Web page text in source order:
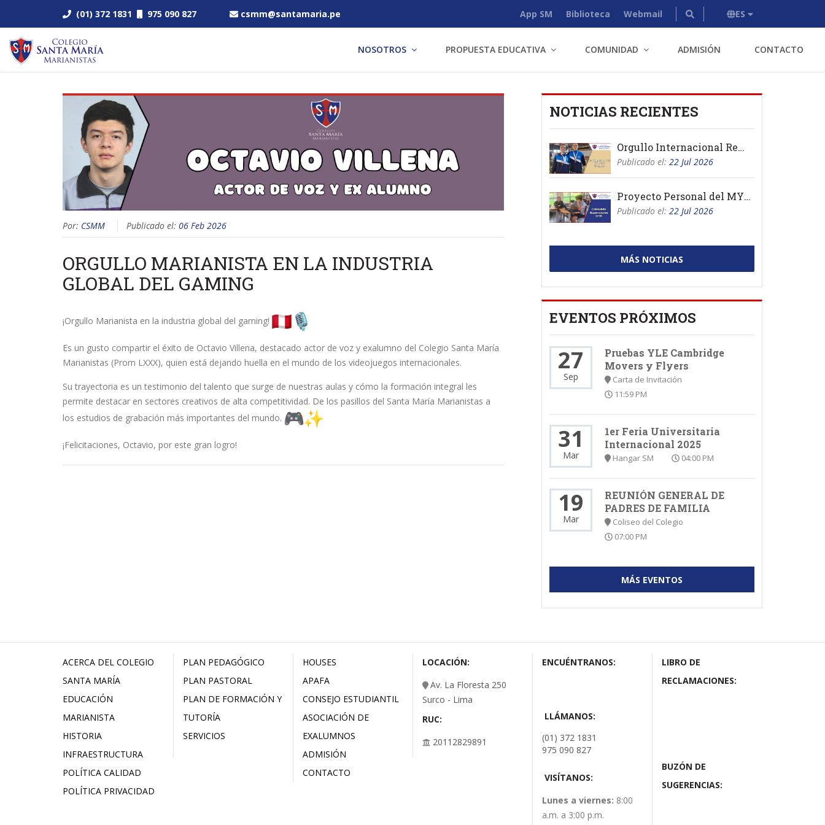
(01) 372 1831 975 090 827 csmm@santamaria.pe App SM Biblioteca Webmail ES
NOSOTROS PROPUESTA EDUCATIVA COMUNIDAD ADMISIÓN CONTACTO
Por: CSMM Publicado el: 06 Feb 2026
ORGULLO MARIANISTA EN LA INDUSTRIA
GLOBAL DEL GAMING
¡Orgullo Marianista en la industria global del gaming!
Es un gusto compartir el éxito de Octavio Villena, destacado actor de voz y exalumno del Colegio Santa María
Marianistas (Prom LXXX), quien está dejando huella en el mundo de los videojuegos internacionales.
Su trayectoria es un testimonio del talento que surge de nuestras aulas y cómo la formación integral les
permite destacar en sectores creativos de alta competitividad. De los pasillos del Santa María Marianistas a
los estudios de grabación más importantes del mundo.
¡Felicitaciones, Octavio, por este gran logro!
NOTICIAS RECIENTES
Orgullo Internacional Remo
Publicado el: 22 Jul 2026
Proyecto Personal del MYP 2026
Publicado el: 22 Jul 2026
MÁS NOTICIAS
EVENTOS PRÓXIMOS
27
Sep
Pruebas YLE Cambridge
Movers y Flyers
Carta de Invitación
11:59 PM
31
Mar
1er Feria Universitaria
Internacional 2025
Hangar SM 04:00 PM
19
Mar
REUNIÓN GENERAL DE
PADRES DE FAMILIA
Coliseo del Colegio
07:00 PM
MÁS EVENTOS
ACERCA DEL COLEGIO
SANTA MARÍA
EDUCACIÓN
MARIANISTA
HISTORIA
INFRAESTRUCTURA
POLÍTICA CALIDAD
POLÍTICA PRIVACIDAD
PLAN PEDAGÓGICO
PLAN PASTORAL
PLAN DE FORMACIÓN Y
TUTORÍA
SERVICIOS
HOUSES
APAFA
CONSEJO ESTUDIANTIL
ASOCIACIÓN DE
EXALUMNOS
ADMISIÓN
CONTACTO
LOCACIÓN:
Av. La Floresta 250
Surco - Lima
RUC:
20112829891
ENCUÉNTRANOS:
LLÁMANOS:
(01) 372 1831
975 090 827
VISÍTANOS:
Lunes a viernes: 8:00
a.m. a 3:00 p.m.
LIBRO DE
RECLAMACIONES:
BUZÓN DE
SUGERENCIAS: